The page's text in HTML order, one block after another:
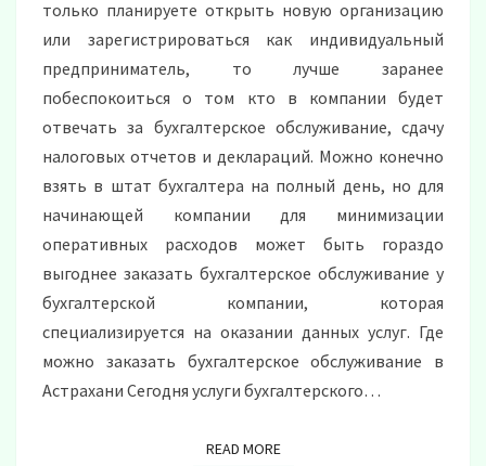
только планируете открыть новую организацию
или зарегистрироваться как индивидуальный
предприниматель, то лучше заранее
побеспокоиться о том кто в компании будет
отвечать за бухгалтерское обслуживание, сдачу
налоговых отчетов и деклараций. Можно конечно
взять в штат бухгалтера на полный день, но для
начинающей компании для минимизации
оперативных расходов может быть гораздо
выгоднее заказать бухгалтерское обслуживание у
бухгалтерской компании, которая
специализируется на оказании данных услуг. Где
можно заказать бухгалтерское обслуживание в
Астрахани Сегодня услуги бухгалтерского…
READ MOREREAD MORE